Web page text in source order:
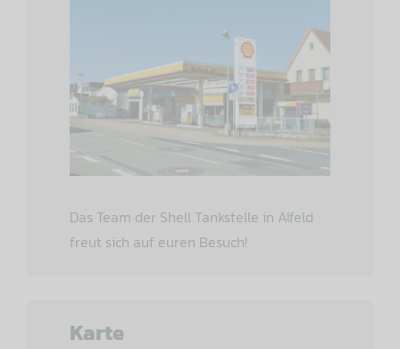
Das Team der Shell Tankstelle in Alfeld
freut sich auf euren Besuch!
Karte